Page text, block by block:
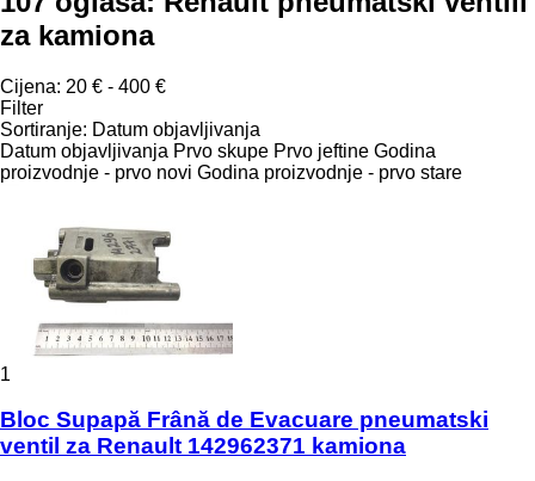
za kamiona
Cijena: 20 € - 400 €
Filter
Sortiranje: Datum objavljivanja
Datum objavljivanja Prvo skupe Prvo jeftine Godina
proizvodnje - prvo novi Godina proizvodnje - prvo stare
1
Bloc Supapă Frână de Evacuare pneumatski
ventil za Renault 142962371 kamiona